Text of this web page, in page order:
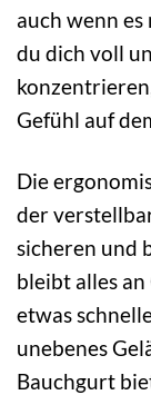
auch wenn
du dich voll
Gefühl auf
Die
der
sicheren und
bleibt alles
etwas
unebenes
Bauchgurt